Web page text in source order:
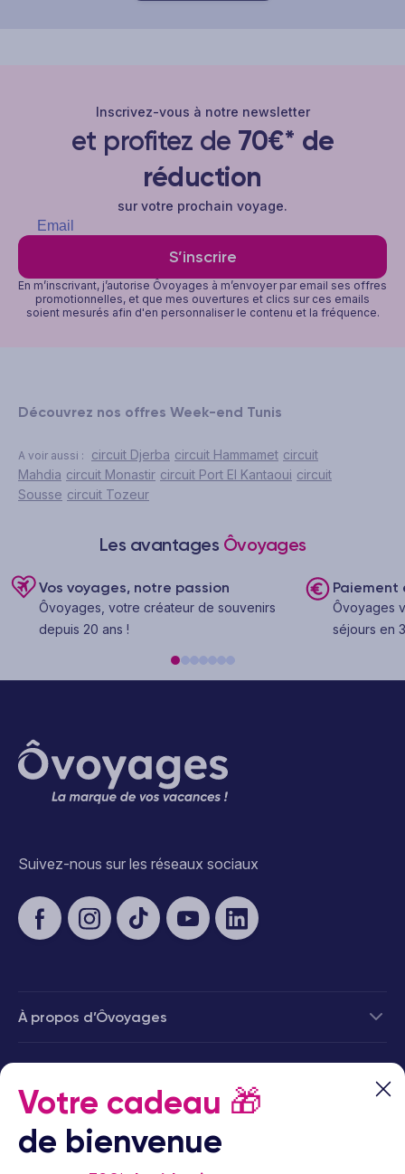
Inscrivez-vous à notre newsletter
et profitez de 70€* de
réduction
sur votre prochain voyage.
S’inscrire
En m’inscrivant, j’autorise Ôvoyages à m’envoyer par email ses offres
promotionnelles, et que mes ouvertures et clics sur ces emails
soient mesurés afin d'en personnaliser le contenu et la fréquence.
Découvrez nos offres Week-end Tunis
A voir aussi : circuit Djerba circuit Hammamet circuit
Mahdia circuit Monastir circuit Port El Kantaoui circuit
Sousse circuit Tozeur
Les avantages Ôvoyages
Vos voyages, notre passion
Ôvoyages, votre créateur de souvenirs
depuis 20 ans !
Paiement
Ôvoyages
séjours en
Suivez-nous sur les réseaux sociaux
À propos d’Ôvoyages
Besoin d’aide
© 2026 Ôvoyages
Votre cadeau 🎁
de bienvenue